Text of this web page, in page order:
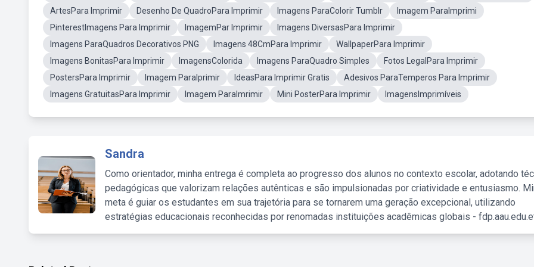
ArtesPara Imprimir
Desenho De QuadroPara Imprimir Imagens ParaColorir Tumblr
Imagem ParaImprimi
PinterestImagens Para Imprimir
ImagemPar Imprimir
Imagens DiversasPara Imprimir
Imagens ParaQuadros Decorativos PNG
Imagens 48CmPara Imprimir
WallpaperPara Imprimir
Imagens BonitasPara Imprimir
ImagensColorida Imagens ParaQuadro Simples
Fotos LegalPara Imprimir
PostersPara Imprimir
Imagem ParaIprimir IdeasPara Imprimir Gratis
Adesivos ParaTemperos Para Imprimir
Imagens GratuitasPara Imprimir
Imagem ParaImrimir Mini PosterPara Imprimir ImagensImprimíveis
Sandra
Como orientador, minha entrega é completa ao progresso dos alunos no contexto escolar, adotando
pedagógicas que valorizam relações autênticas e são impulsionadas por criatividade e entusiasmo.
meta é guiar os estudantes em sua trajetória para se tornarem uma geração excepcional, utilizando
estratégias educacionais reconhecidas por renomadas instituições acadêmicas globais -